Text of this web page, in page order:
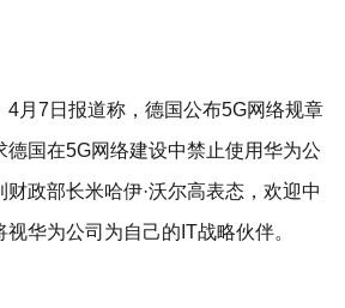
4月7日报道称，德国公布5G网络规章
德国在5G网络建设中禁止使用华为公
政部长米哈伊·沃尔高表态，欢迎中
华为公司为自己的IT战略伙伴。